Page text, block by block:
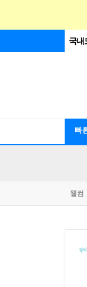
국내
빠
웰컴